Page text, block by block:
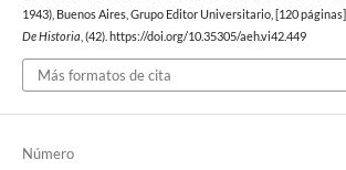
1943), Buenos Aires, Grupo Editor Universitario, [120 páginas].
De Historia , (42). https://doi.org/10.35305/aeh.vi42.449
Más formatos de cita
Número